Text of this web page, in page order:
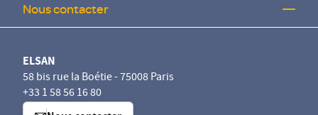
Nous contacter
ELSAN
58 bis rue la Boétie - 75008 Paris
+33 1 58 56 16 80